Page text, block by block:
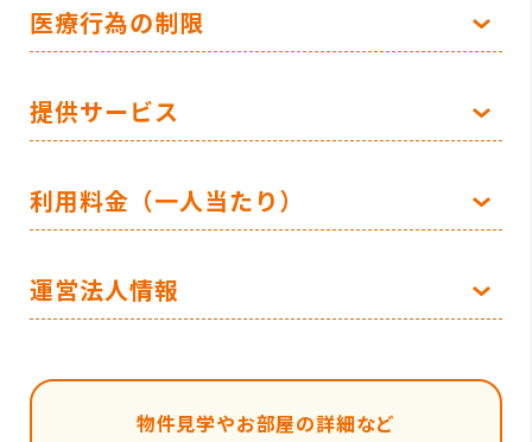
医療行為の制限
提供サービス
利用料金（一人当たり）
運営法人情報
物件見学やお部屋の詳細など